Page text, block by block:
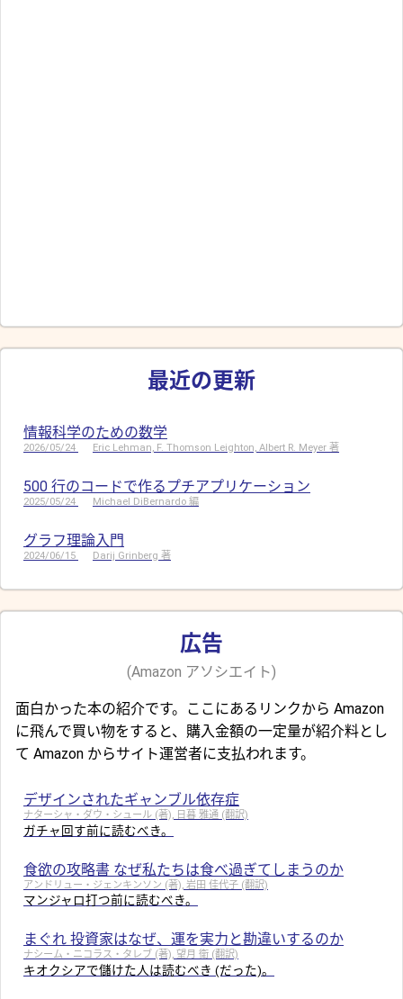
最近の更新
情報科学のための数学
2026/05/24 Eric Lehman, F. Thomson Leighton, Albert R. Meyer 著
500 行のコードで作るプチアプリケーション
2025/05/24 Michael DiBernardo 編
グラフ理論入門
2024/06/15 Darij Grinberg 著
広告
(Amazon アソシエイト)
面白かった本の紹介です。ここにあるリンクから Amazon
に飛んで買い物をすると、購入金額の一定量が紹介料とし
て Amazon からサイト運営者に支払われます。
デザインされたギャンブル依存症
ナターシャ・ダウ・シュール (著), 日暮 雅通 (翻訳)
ガチャ回す前に読むべき。
食欲の攻略書 なぜ私たちは食べ過ぎてしまうのか
アンドリュー・ジェンキンソン (著), 岩田 佳代子 (翻訳)
マンジャロ打つ前に読むべき。
まぐれ 投資家はなぜ、運を実力と勘違いするのか
ナシーム・ニコラス・タレブ (著), 望月 衛 (翻訳)
キオクシアで儲けた人は読むべき (だった)。